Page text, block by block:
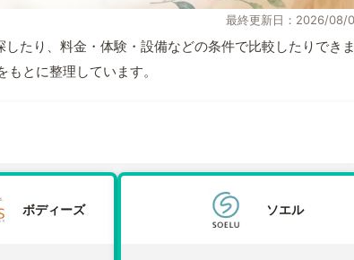
最終更新日：2026/08/
たり、料金・体験・設備などの条件で比較したりでき
とに整理しています。
ボディーズ ソエル